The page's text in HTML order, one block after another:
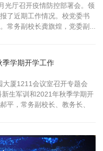
光厅召开疫情防控部署会。领
了近期工作情况。校党委书
常务副校长龚旗煌，党委副...
季学期开学工作
厦1211会议室召开专题会
生军训和2021年秋季学期开
平，常务副校长、教务长、
到当前疫情形势的严峻复